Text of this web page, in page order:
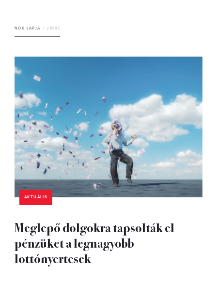
NŐK LAPJA 2 PERC
AKTUÁLIS
Meglepő dolgokra tapsolták el
pénzüket a legnagyobb
lottónyertesek